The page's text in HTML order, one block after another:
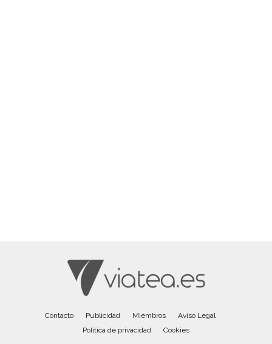
Contacto Publicidad Miembros
Aviso Legal
Política de privacidad
Cookies